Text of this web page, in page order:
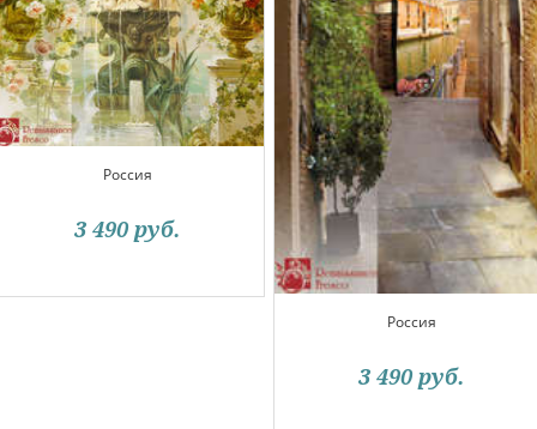
Россия
3 490 руб.
Россия
3 490 руб.